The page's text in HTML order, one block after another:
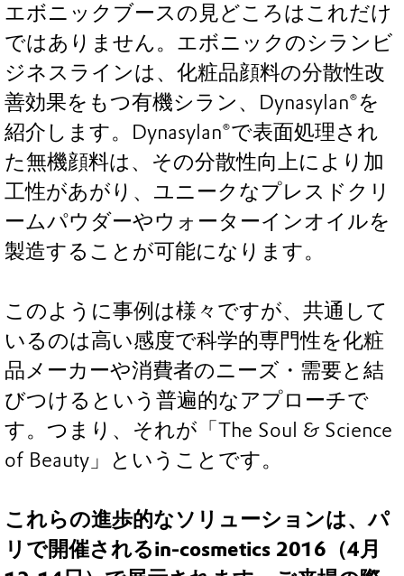
エボニックブースの見どころはこれだけ
ではありません。エボニックのシランビ
ジネスラインは、化粧品顔料の分散性改
善効果をもつ有機シラン、Dynasylan®を
紹介します。Dynasylan®で表面処理され
た無機顔料は、その分散性向上により加
工性があがり、ユニークなプレスドクリ
ームパウダーやウォーターインオイルを
製造することが可能になります。
このように事例は様々ですが、共通して
いるのは高い感度で科学的専門性を化粧
品メーカーや消費者のニーズ・需要と結
びつけるという普遍的なアプローチで
す。つまり、それが「The Soul & Science
of Beauty」ということです。
これらの進歩的なソリューションは、パ
リで開催されるin-cosmetics 2016（4月